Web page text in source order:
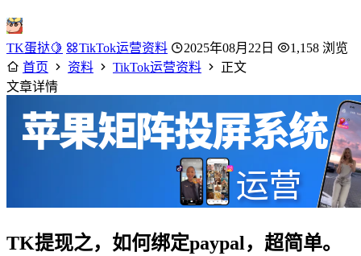
TK蛋挞🍋 TikTok运营资料 2025年08月22日
1,158 浏览
首页
资料 TikTok运营资料
正文
文章详情
TK提现之，如何绑定paypal，超简单。